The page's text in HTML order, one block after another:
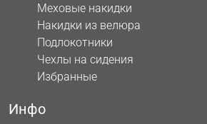
Меховые накидки
Накидки из велюра
Подлокотники
Чехлы на сидения
Избранные
Инфо